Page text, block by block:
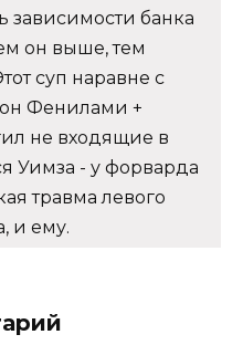
зависимости банка
он выше, тем
суп наравне с
Фенилами +
не входящие в
Уимза - у форварда
травма левого
и ему.